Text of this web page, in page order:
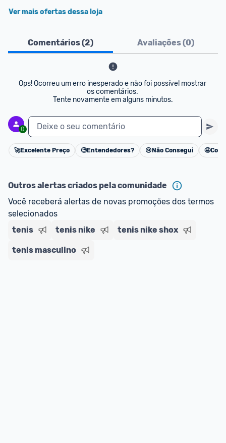
Ver mais ofertas dessa loja
Comentários (2) Avaliações (0)
Ops! Ocorreu um erro inesperado e não foi possível mostrar
os comentários.
Tente novamente em alguns minutos.
0 Deixe o seu comentário
Cancelar
🚀Excelente Preço 🧐Entendedores? 😢 Não Consegui 🤩
Outros alertas criados pela comunidade
Você receberá alertas de novas promoções dos termos
selecionados
tenis
tenis nike tenis nike shox
tenis masculino